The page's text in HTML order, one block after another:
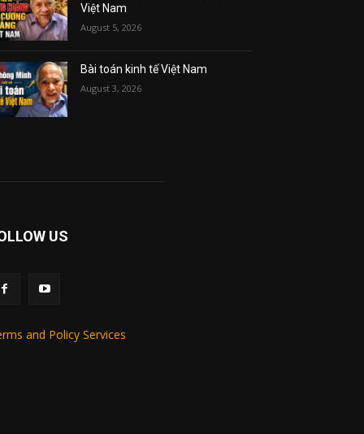
Việt Nam
August 5, 2026
Bài toán kinh tế Việt Nam
August 3, 2026
US
and Policy Services